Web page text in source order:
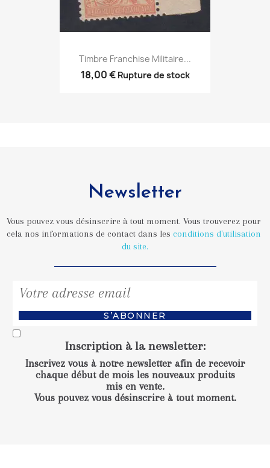
Timbre Franchise Militaire...
18,00 € Rupture de stock
Newsletter
Vous pouvez vous désinscrire à tout moment. Vous trouverez pour
cela nos informations de contact dans les conditions d'utilisation
du site.
S’ABONNER
Inscription à la newsletter:
Inscrivez vous à notre newsletter afin de recevoir
chaque début de mois les nouveaux produits
mis en vente.
Vous pouvez vous désinscrire à tout moment.